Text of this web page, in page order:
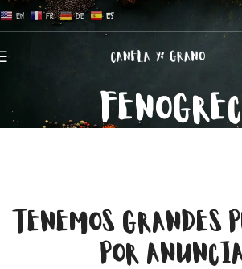
EN FR DE ES
TENEMOS GRANDES
POR